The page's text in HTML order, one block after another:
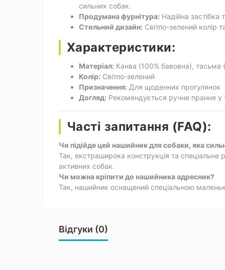
сильних собак.
Продумана фурнітура: Надійна
Стильний дизайн: Світло-зелений колір
Характеристики:
Матеріал: Канва (100% бавовна), тасьма
Колір: Світло-зелений
Призначення: Для щоденних прогулянок
Догляд: Рекомендується ручне прання у
Часті запитання (FAQ):
Чи підійде цей нашийник для собаки, яка
Так, екстраширока конструкція та спеціальне
активних собак.
Чи можна кріпити до нашийника адресник?
Так, нашийник оснащений спеціальною
Відгуки (0)